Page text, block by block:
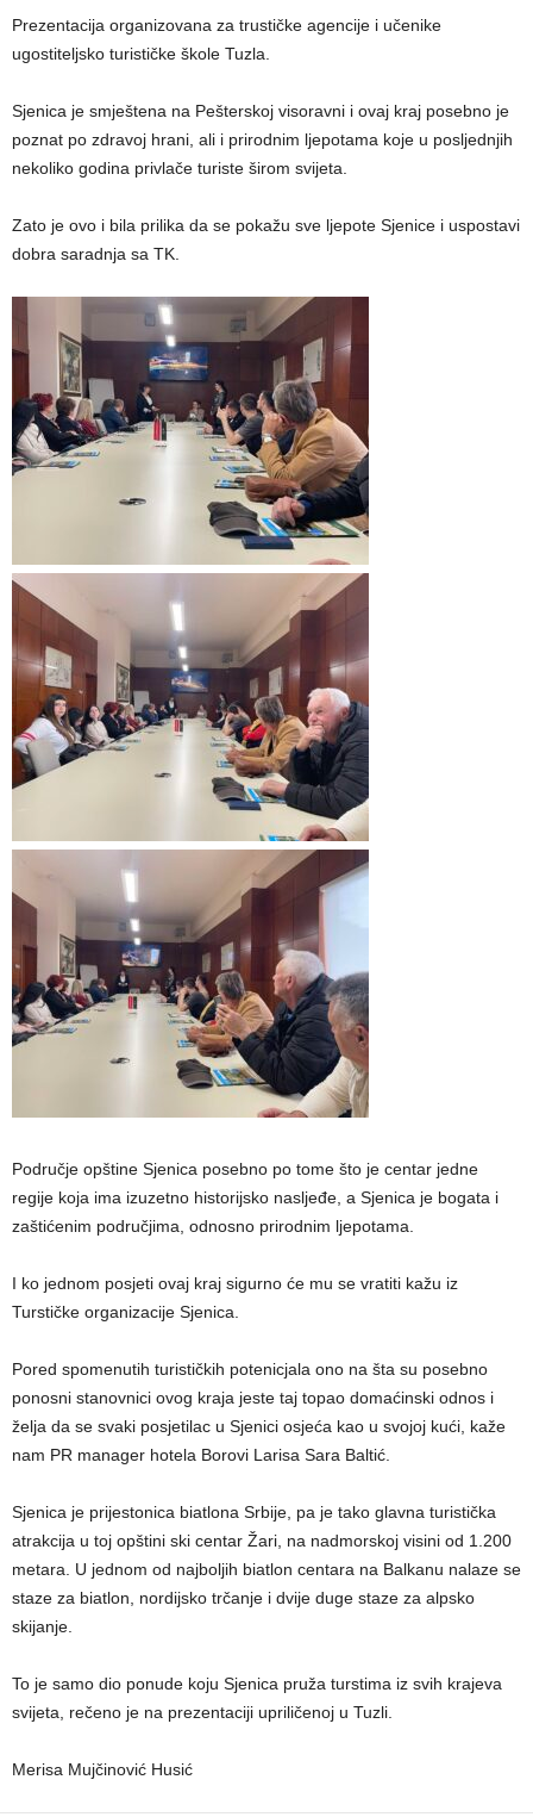
Prezentacija organizovana za trustičke agencije i učenike
ugostiteljsko turističke škole Tuzla.
Sjenica je smještena na Pešterskoj visoravni i ovaj kraj posebno je
poznat po zdravoj hrani, ali i prirodnim ljepotama koje u posljednjih
nekoliko godina privlače turiste širom svijeta.
Zato je ovo i bila prilika da se pokažu sve ljepote Sjenice i uspostavi
dobra saradnja sa TK.
Područje opštine Sjenica posebno po tome što je centar jedne
regije koja ima izuzetno historijsko nasljeđe, a Sjenica je bogata i
zaštićenim područjima, odnosno prirodnim ljepotama.
I ko jednom posjeti ovaj kraj sigurno će mu se vratiti kažu iz
Turstičke organizacije Sjenica.
Pored spomenutih turističkih potenicjala ono na šta su posebno
ponosni stanovnici ovog kraja jeste taj topao domaćinski odnos i
želja da se svaki posjetilac u Sjenici osjeća kao u svojoj kući, kaže
nam PR manager hotela Borovi Larisa Sara Baltić.
Sjenica je prijestonica biatlona Srbije, pa je tako glavna turistička
atrakcija u toj opštini ski centar Žari, na nadmorskoj visini od 1.200
metara. U jednom od najboljih biatlon centara na Balkanu nalaze se
staze za biatlon, nordijsko trčanje i dvije duge staze za alpsko
skijanje.
To je samo dio ponude koju Sjenica pruža turstima iz svih krajeva
svijeta, rečeno je na prezentaciji upriličenoj u Tuzli.
Merisa Mujčinović Husić